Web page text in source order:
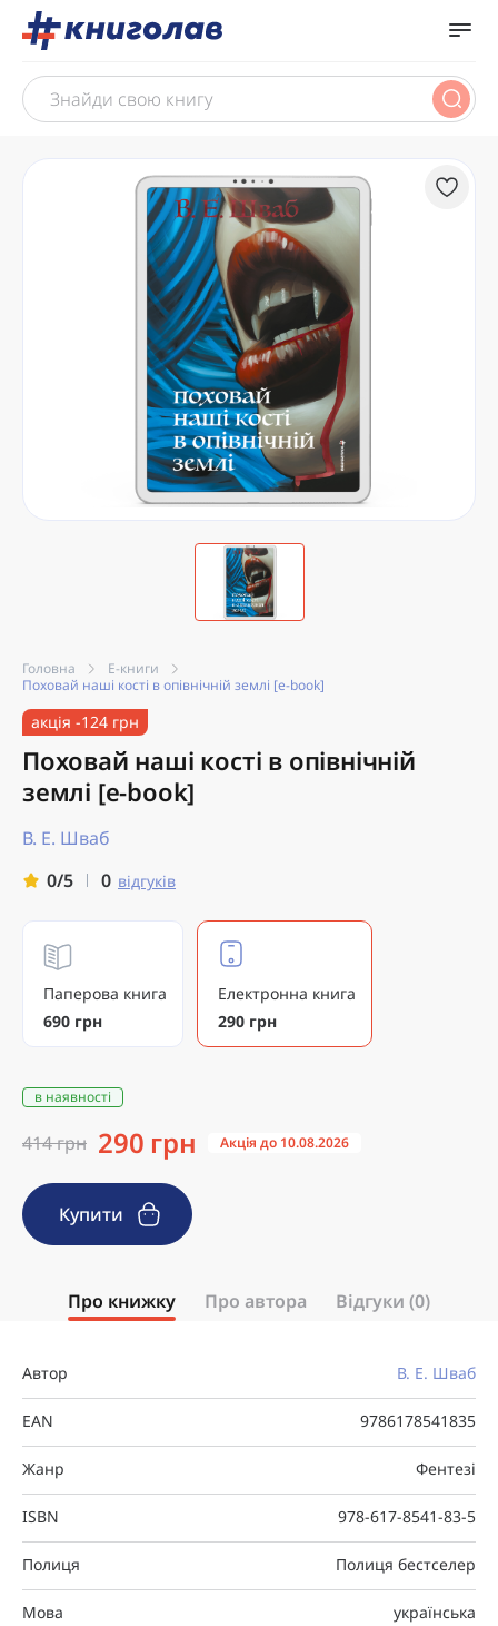
Головна
Е-книги
Поховай наші кості в опівнічній землі [e-book]
акція -124 грн
Поховай наші кості в опівнічній
землі [e-book]
В. Е. Шваб
0/5
0 відгуків
Паперова книга
690 грн
Електронна книга
290 грн
в наявності
414 грн 290 грн Акція до 10.08.2026
Купити
Про книжку Про автора Відгуки (0)
Автор В. Е. Шваб
EAN 9786178541835
Жанр Фентезі
ISBN 978-617-8541-83-5
Полиця Полиця бестселер
Мова українська